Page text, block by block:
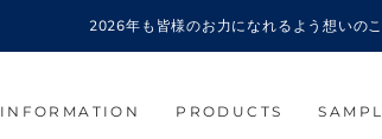
2026年も皆様のお力になれるよう想いの
INFORMATION PRODUCTS